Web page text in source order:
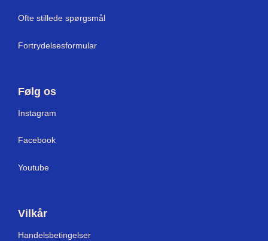
Ofte stillede spørgsmål
Fortrydelsesformular
Følg os
Instagram
Facebook
Youtube
Vilkår
Handelsbetingelser